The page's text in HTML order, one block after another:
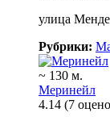
улица
Рубрики:
~ 130 м.
Меринейл
4.14 (7